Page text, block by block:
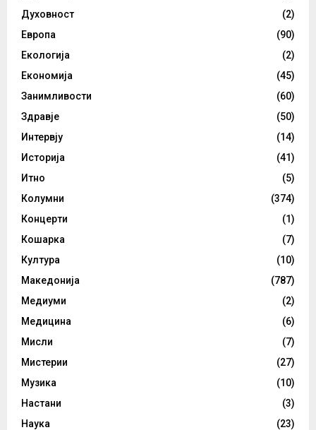
Духовност
(2)
Европа
(90)
Екологија
(2)
Економија
(45)
Занимливости
(60)
Здравје
(50)
Интервју
(14)
Историја
(41)
Итно
(5)
Колумни
(374)
Концерти
(1)
Кошарка
(7)
Култура
(10)
Македонија
(787)
Медиуми
(2)
Медицина
(6)
Мисли
(7)
Мистерии
(27)
Музика
(10)
Настани
(3)
Наука
(23)